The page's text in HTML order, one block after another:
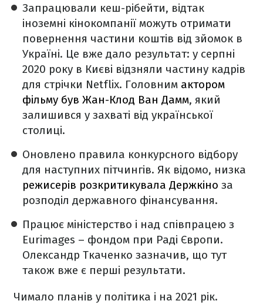
Запрацювали кеш-рібейти, відтак
іноземні кінокомпанії можуть отримати
повернення частини коштів від зйомок в
Україні. Це вже дало результат: у серпні
2020 року в Києві відзняли частину кадрів
для стрічки Netflix. Головним актором
фільму був Жан-Клод Ван Дамм, який
залишився у захваті від української
столиці.
Оновлено правила конкурсного відбору
для наступних пітчингів. Як відомо, низка
режисерів розкритикувала Держкіно за
розподіл державного фінансування.
Працює міністерство і над співпрацею з
Eurimages – фондом при Раді Європи.
Олександр Ткаченко зазначив, що тут
також вже є перші результати.
Чимало планів у політика і на 2021 рік.